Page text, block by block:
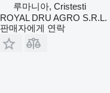
루마니아, Cristesti
ROYAL DRU AGRO S.R.L.
판매자에게 연락